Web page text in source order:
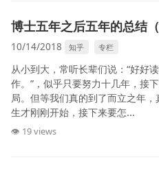
博士五年之后五年的总结（
10/14/2018 知乎 专栏
从小到大，常听长辈们说：“好好
作。”，似乎只要努力十几年，接
局。但等我们真的到了而立之年
生才刚刚开始，接下来要怎...
👁 19 views